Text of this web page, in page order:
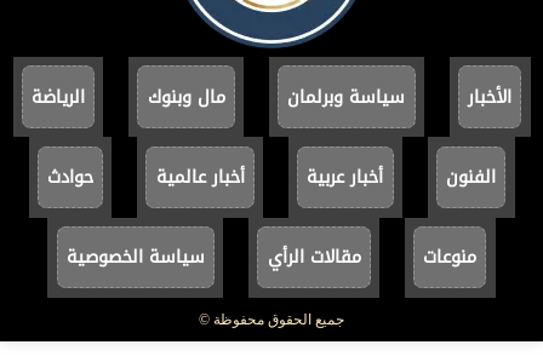
الأخبار سياسة وبرلمان مال وبنوك الرياضة
الفنون أخبار عربية أخبار عالمية حوادث
منوعات مقالات الرأي سياسة الخصوصية
جميع الحقوق محفوظة ©